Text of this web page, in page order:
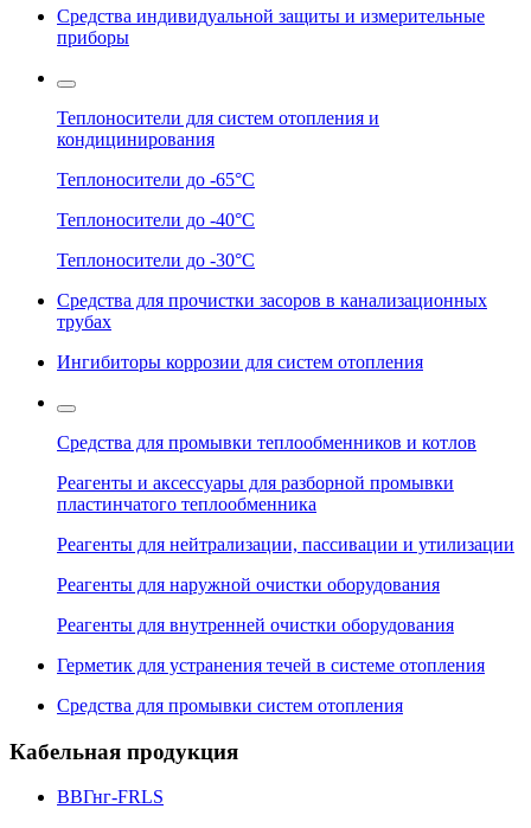
Средства индивидуальной защиты и измерительные
приборы
Теплоносители для систем отопления и
кондицинирования
Теплоносители до -65°C
Теплоносители до -40°C
Теплоносители до -30°C
Средства для прочистки засоров в канализационных
трубах
Ингибиторы коррозии для систем отопления
Средства для промывки теплообменников и котлов
Реагенты и аксессуары для разборной промывки
пластинчатого теплообменника
Реагенты для нейтрализации, пассивации и утилизации
Реагенты для наружной очистки оборудования
Реагенты для внутренней очистки оборудования
Герметик для устранения течей в системе отопления
Средства для промывки систем отопления
Кабельная продукция
ВВГнг-FRLS